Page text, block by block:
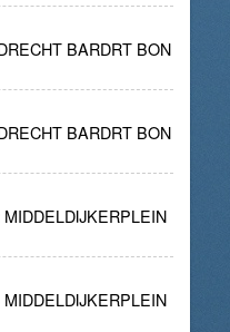
BARDRT BON
BARDRT BON